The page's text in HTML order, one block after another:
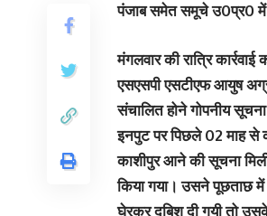
पंजाब समेत समूचे उ0प्र0 में
मंगलवार की रात्रि
एसएसपी एसटीएफ आयुष
संचालित होने गोपनीय
इनपुट पर पिछले 02 माह से
काशीपुर आने की सूचना
किया गया। उसने पूछताछ में
घेरकर दबिश दी गयी तो